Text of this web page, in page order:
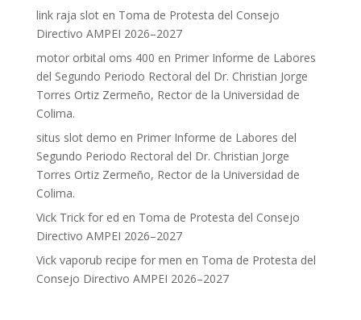
link raja sloten Toma de Protesta del Consejo
Directivo AMPEI 2026–2027
motor orbital oms 400 en Primer Informe de Labores
del Segundo Periodo Rectoral del Dr. Christian Jorge
Torres Ortiz Zermeño, Rector de la Universidad de
Colima.
situs slot demo en Primer Informe de Labores del
Segundo Periodo Rectoral del Dr. Christian Jorge
Torres Ortiz Zermeño, Rector de la Universidad de
Colima.
Vick Trick for ed en Toma de Protesta del Consejo
Directivo AMPEI 2026–2027
Vick vaporub recipe for men en Toma de Protesta del
Consejo Directivo AMPEI 2026–2027